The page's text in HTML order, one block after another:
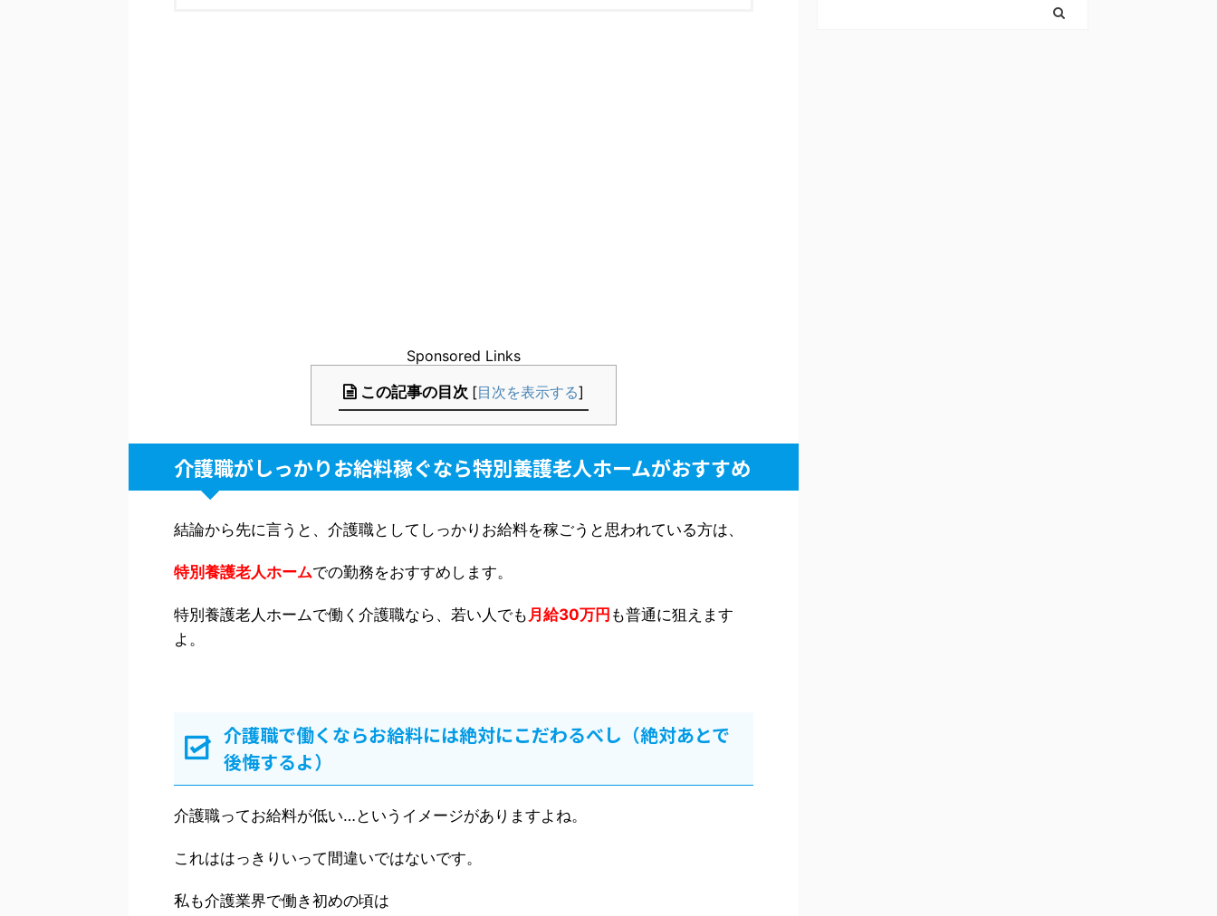
Sponsored Links
この記事の目次 [目次を表示する]
介護職がしっかりお給料稼ぐなら特別養護老人ホームがおすすめ
結論から先に言うと、介護職としてしっかりお給料を稼ごうと思われている方は、
特別養護老人ホームでの勤務をおすすめします。
特別養護老人ホームで働く介護職なら、若い人でも 月給30万円 も普通に狙えます
よ。
介護職で働くならお給料には絶対にこだわるべし（絶対あとで
後悔するよ）
介護職ってお給料が低い…というイメージがありますよね。
これははっきりいって間違いではないです。
私も介護業界で働き初めの頃は